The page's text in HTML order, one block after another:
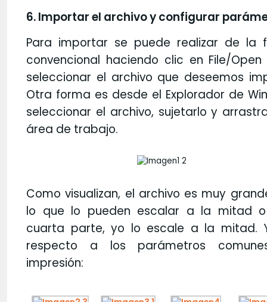
6. Importar el archivo y configurar
Para importar se puede realizar de la
convencional haciendo clic en File/Open
seleccionar el archivo que deseemos
Otra forma es desde el Explorador de
seleccionar el archivo, sujetarlo y
área de trabajo.
Como visualizan, el archivo es muy
lo que lo pueden escalar a la mitad
cuarta parte, yo lo escale a la mitad.
respecto a los parámetros
impresión: